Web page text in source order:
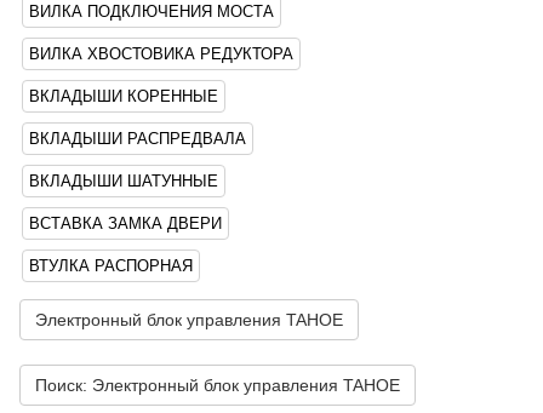
ВИЛКА ПОДКЛЮЧЕНИЯ МОСТА
ВИЛКА ХВОСТОВИКА РЕДУКТОРА
ВКЛАДЫШИ КОРЕННЫЕ
ВКЛАДЫШИ РАСПРЕДВАЛА
ВКЛАДЫШИ ШАТУННЫЕ
ВСТАВКА ЗАМКА ДВЕРИ
ВТУЛКА РАСПОРНАЯ
Электронный блок управления TAHOE
Поиск: Электронный блок управления TAHOE